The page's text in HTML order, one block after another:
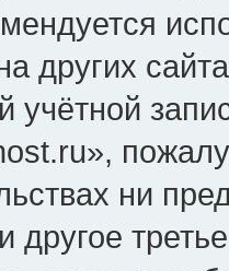
других
учётной
ни
другое